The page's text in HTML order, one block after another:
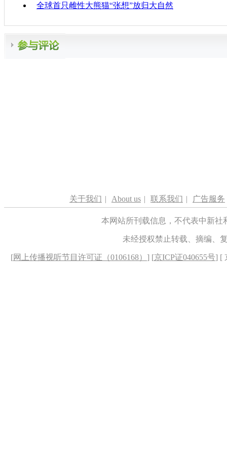
全球首只雌性大熊猫“张想”放归大自然
关于我们 | About us | 联系我们 | 广告服务
本网站所刊载信息，不代表中新
未经授权禁止转载、摘编、
[网上传播视听节目许可证（0106168） ] [京ICP证040655号] [